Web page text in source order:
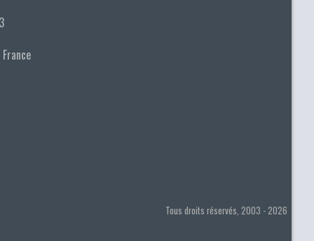
Tous droits réservés, 2003 - 2026